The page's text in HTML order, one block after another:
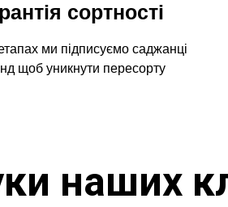
ми підписуємо саджанці
щоб уникнути пересорту
сортності
наших